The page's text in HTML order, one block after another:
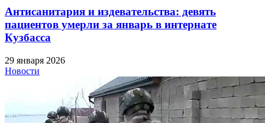
Антисанитария и издевательства: девять
пациентов умерли за январь в интернате
Кузбасса
29 января 2026
Новости